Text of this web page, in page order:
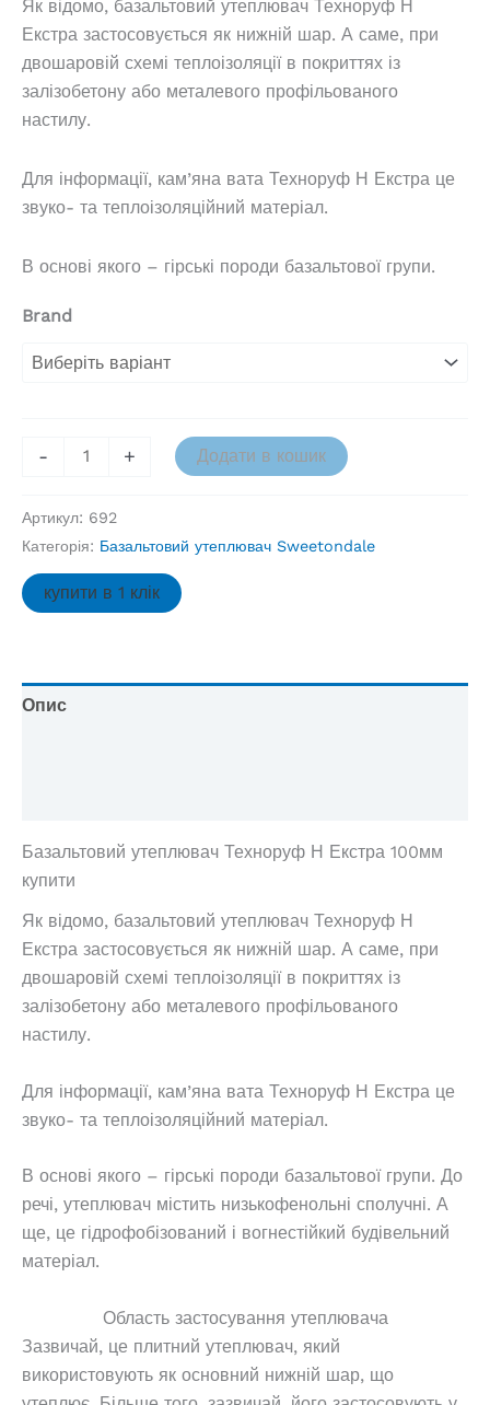
155.00₴
до
620.00₴
Як відомо, базальтовий утеплювач Техноруф Н
Екстра застосовується як нижній шар. А саме, при
двошаровій схемі теплоізоляції в покриттях із
залізобетону або металевого профільованого
настилу.
Для інформації, кам’яна вата Техноруф Н Екстра це
звуко- та теплоізоляційний матеріал.
В основі якого – гірські породи базальтової групи.
Brand
-
Базальтовий
1200х600,
м2
+ Додати в кошик
Артикул: 692
Категорія: Базальтовий утеплювач Sweetondale
купити в 1 клік
Опис
Базальтовий утеплювач Техноруф Н Екстра 100мм
купити
Як відомо, базальтовий утеплювач Техноруф Н
Екстра застосовується як нижній шар. А саме, при
двошаровій схемі теплоізоляції в покриттях із
залізобетону або металевого профільованого
настилу.
Для інформації, кам’яна вата Техноруф Н Екстра це
звуко- та теплоізоляційний матеріал.
В основі якого – гірські породи базальтової групи. До
речі, утеплювач містить низькофенольні сполучні. А
ще, це гідрофобізований і вогнестійкий будівельний
матеріал.
Область застосування утеплювача
Зазвичай, це плитний утеплювач, який
використовують як основний нижній шар, що